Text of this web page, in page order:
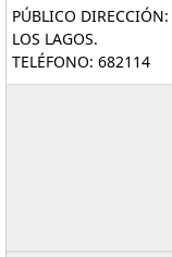
PÚBLICO
LOS LAGOS.
TELÉFONO: 682114